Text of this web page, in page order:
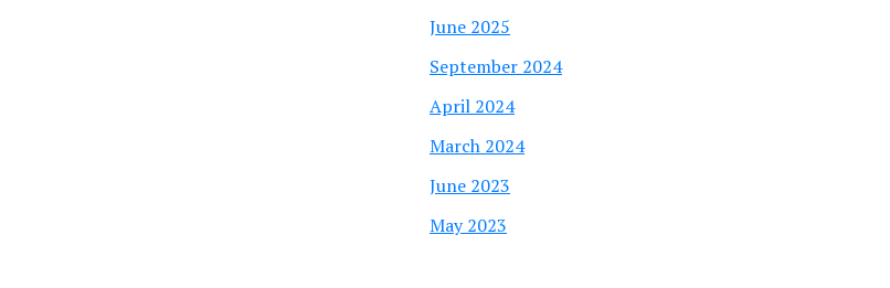
June 2025
September 2024
April 2024
March 2024
June 2023
May 2023